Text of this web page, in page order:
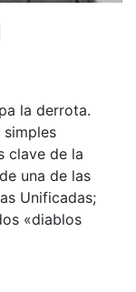
la derrota.
simples
clave de la
una de las
Unificadas;
«diablos